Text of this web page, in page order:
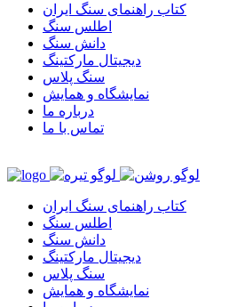
کتاب راهنمای سنگ ایران
اطلس سنگ
دانش سنگ
دیجیتال مارکتینگ
سنگ پلاس
نمایشگاه و همایش
درباره ما
تماس با ما
کتاب راهنمای سنگ ایران
اطلس سنگ
دانش سنگ
دیجیتال مارکتینگ
سنگ پلاس
نمایشگاه و همایش